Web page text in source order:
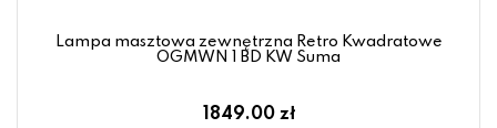
Lampa masztowa zewnętrzna Retro Kwadratowe
OGMWN 1 BD KW Suma
1849.00 zł